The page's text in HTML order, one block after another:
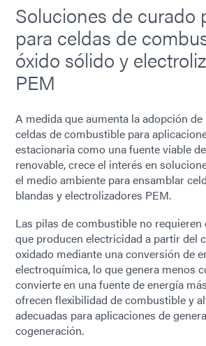
Soluciones de curado
para celdas de
óxido sólido y
PEM
A medida que aumenta la adopción
celdas de combustible para
estacionaria como una fuente viable
renovable, crece el interés en
el medio ambiente para ensamblar
blandas y electrolizadores PEM.
Las pilas de combustible no
que producen electricidad a partir del
oxidado mediante una conversión de
electroquímica, lo que genera menos
convierte en una fuente de energía
ofrecen flexibilidad de combustible y
adecuadas para aplicaciones de
cogeneración.